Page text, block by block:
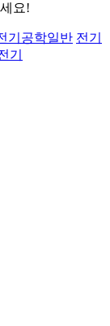
요!
기공학일반 전기
기